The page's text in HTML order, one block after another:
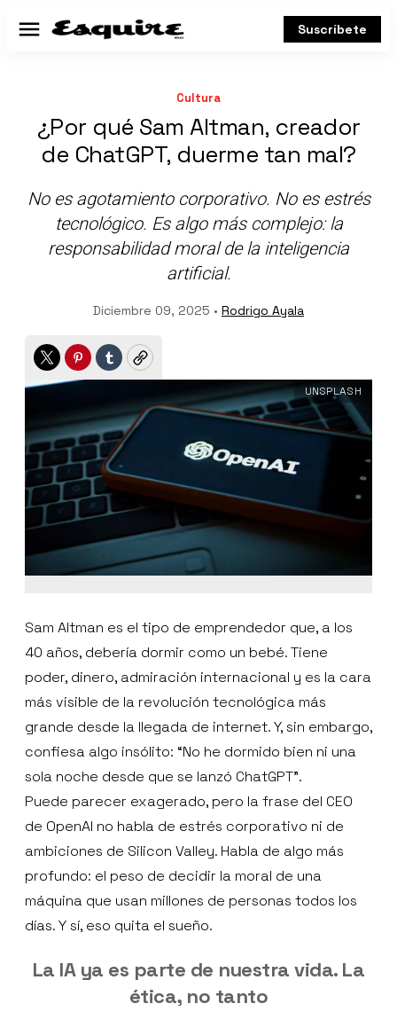
Menú Suscríbete
Cultura
¿Por qué Sam Altman, creador
de ChatGPT, duerme tan mal?
No es agotamiento corporativo. No es estrés
tecnológico. Es algo más complejo: la
responsabilidad moral de la inteligencia
artificial.
Diciembre 09, 2025 • Rodrigo Ayala
TwitterPinterest
TumblrCopy
UNSPLASH
Sam Altman es el tipo de emprendedor que, a los
40 años, debería dormir como un bebé. Tiene
poder, dinero, admiración internacional y es la cara
más visible de la revolución tecnológica más
grande desde la llegada de internet. Y, sin embargo,
confiesa algo insólito: “No he dormido bien ni una
sola noche desde que se lanzó ChatGPT”.
Puede parecer exagerado, pero la frase del CEO
de OpenAI no habla de estrés corporativo ni de
ambiciones de Silicon Valley. Habla de algo más
profundo: el peso de decidir la moral de una
máquina que usan millones de personas todos los
días. Y sí, eso quita el sueño.
La IA ya es parte de nuestra vida. La
ética, no tanto